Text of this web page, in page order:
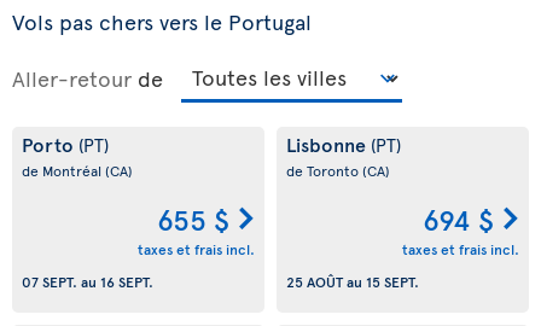
Vols pas chers vers le Portugal
Aller-retour de
Porto (PT)
de Montréal (CA)
655 $
taxes et frais incl.
07 SEPT. au 16 SEPT.
Lisbonne (PT)
de Toronto(CA)
694 $
taxes et frais incl.
25 AOÛTau 15 SEPT.